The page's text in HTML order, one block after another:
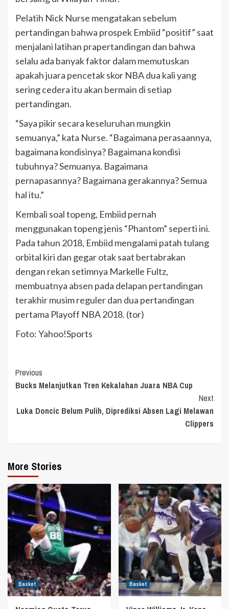
Pelatih Nick Nurse mengatakan sebelum
pertandingan bahwa prospek Embiid “positif” saat
menjalani latihan prapertandingan dan bahwa
selalu ada banyak faktor dalam memutuskan
apakah juara pencetak skor NBA dua kali yang
sering cedera itu akan bermain di setiap
pertandingan.
“Saya pikir secara keseluruhan mungkin
semuanya,” kata Nurse. “Bagaimana perasaannya,
bagaimana kondisinya? Bagaimana kondisi
tubuhnya? Semuanya. Bagaimana
pernapasannya? Bagaimana gerakannya? Semua
hal itu.”
Kembali soal topeng, Embiid pernah
menggunakan topeng jenis “Phantom” seperti ini.
Pada tahun 2018, Embiid mengalami patah tulang
orbital kiri dan gegar otak saat bertabrakan
dengan rekan setimnya Markelle Fultz,
membuatnya absen pada delapan pertandingan
terakhir musim reguler dan dua pertandingan
pertama Playoff NBA 2018. (tor)
Foto: Yahoo!Sports
Continue
Reading
Previous
Bucks Melanjutkan Tren Kekalahan Juara NBA Cup
Next
Luka Doncic Belum Pulih, Diprediksi Absen Lagi Melawan
Clippers
More Stories
Basket Basket